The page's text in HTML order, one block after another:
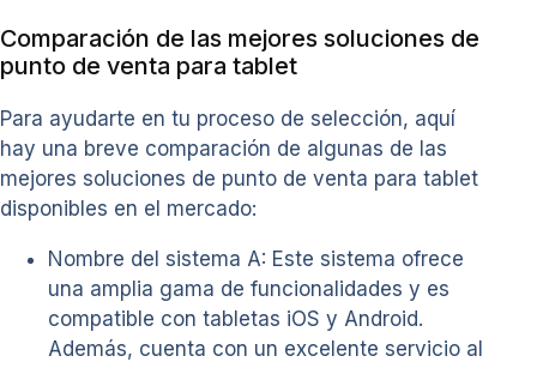
Comparación de las mejores soluciones de
punto de venta para tablet
Para ayudarte en tu proceso de selección, aquí
hay una breve comparación de algunas de las
mejores soluciones de punto de venta para tablet
disponibles en el mercado:
Nombre del sistema A: Este sistema ofrece
una amplia gama de funcionalidades y es
compatible con tabletas iOS y Android.
Además, cuenta con un excelente servicio al